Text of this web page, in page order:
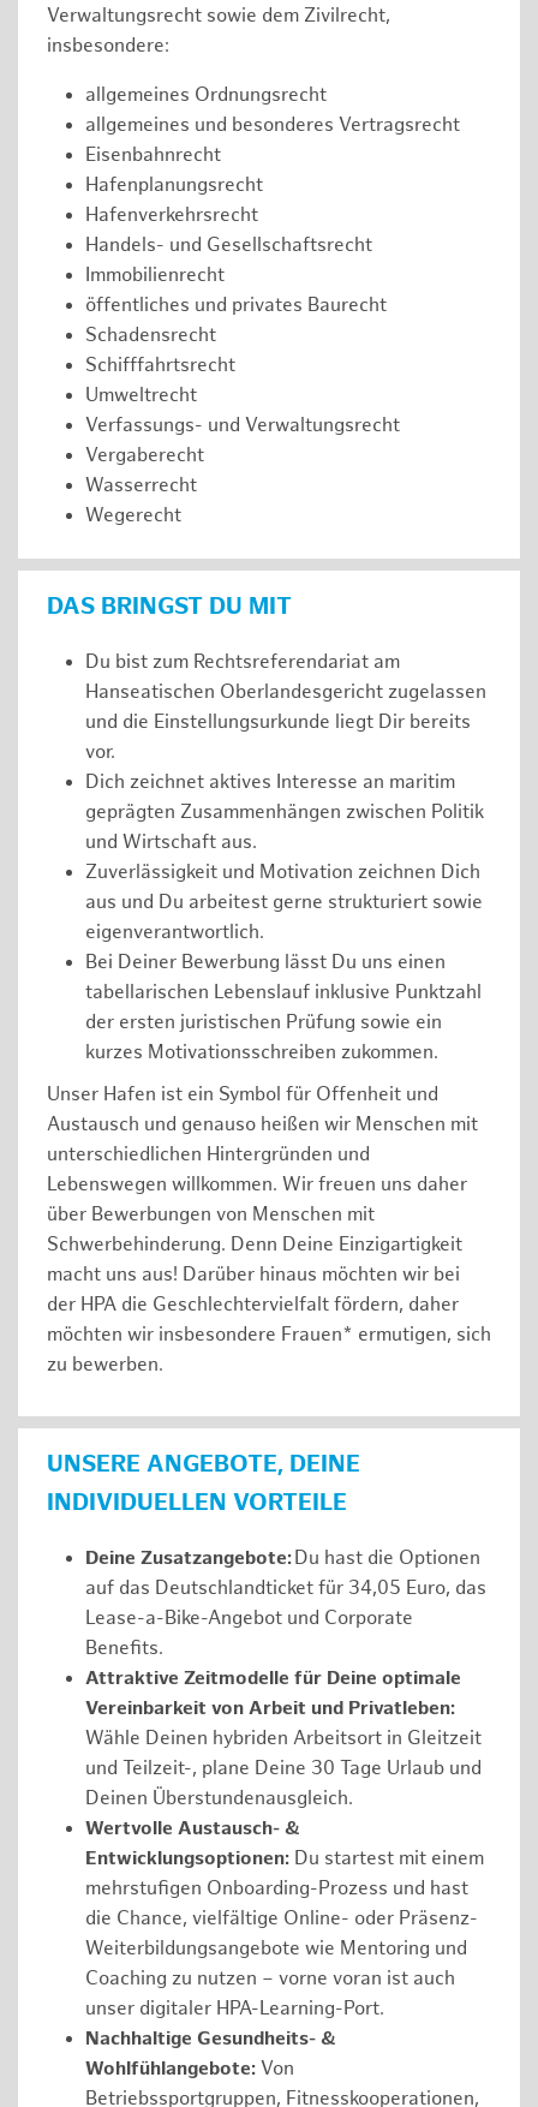
Verwaltungsrecht sowie dem Zivilrecht,
insbesondere:
allgemeines Ordnungsrecht
allgemeines und besonderes Vertragsrecht
Eisenbahnrecht
Hafenplanungsrecht
Hafenverkehrsrecht
Handels- und Gesellschaftsrecht
Immobilienrecht
öffentliches und privates Baurecht
Schadensrecht
Schifffahrtsrecht
Umweltrecht
Verfassungs- und Verwaltungsrecht
Vergaberecht
Wasserrecht
Wegerecht
DAS BRINGST DU MIT
Du bist zum Rechtsreferendariat am
Hanseatischen Oberlandesgericht zugelassen
und die Einstellungsurkunde liegt Dir bereits
vor.
Dich zeichnet aktives Interesse an maritim
geprägten Zusammenhängen zwischen Politik
und Wirtschaft aus.
Zuverlässigkeit und Motivation zeichnen Dich
aus und Du arbeitest gerne strukturiert sowie
eigenverantwortlich.
Bei Deiner Bewerbung lässt Du uns einen
tabellarischen Lebenslauf inklusive Punktzahl
der ersten juristischen Prüfung sowie ein
kurzes Motivationsschreiben zukommen.
Unser Hafen ist ein Symbol für Offenheit und
Austausch und genauso heißen wir Menschen mit
unterschiedlichen Hintergründen und
Lebenswegen willkommen. Wir freuen uns daher
über Bewerbungen von Menschen mit
Schwerbehinderung. Denn Deine Einzigartigkeit
macht uns aus! Darüber hinaus möchten wir bei
der HPA die Geschlechtervielfalt fördern, daher
möchten wir insbesondere Frauen* ermutigen, sich
zu bewerben.
UNSERE ANGEBOTE, DEINE
INDIVIDUELLEN VORTEILE
Deine Zusatzangebote: Du hast die Optionen
auf das Deutschlandticket für 34,05 Euro, das
Lease-a-Bike-Angebot und Corporate
Benefits.
Attraktive Zeitmodelle für Deine optimale
Vereinbarkeit von Arbeit und Privatleben:
Wähle Deinen hybriden Arbeitsort in Gleitzeit
und Teilzeit-, plane Deine 30 Tage Urlaub und
Deinen Überstundenausgleich.
Wertvolle Austausch- &
Entwicklungsoptionen: Du startest mit einem
mehrstufigen Onboarding-Prozess und hast
die Chance, vielfältige Online- oder Präsenz-
Weiterbildungsangebote wie Mentoring und
Coaching zu nutzen – vorne voran ist auch
unser digitaler HPA-Learning-Port.
Nachhaltige Gesundheits- &
Wohlfühlangebote: Von
Betriebssportgruppen, Fitnesskooperationen,